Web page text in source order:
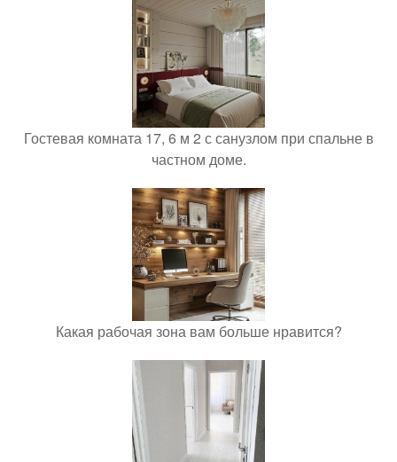
Гостевая комната 17, 6 м 2 с санузлом при спальне в
частном доме.
Какая рабочая зона вам больше нравится?